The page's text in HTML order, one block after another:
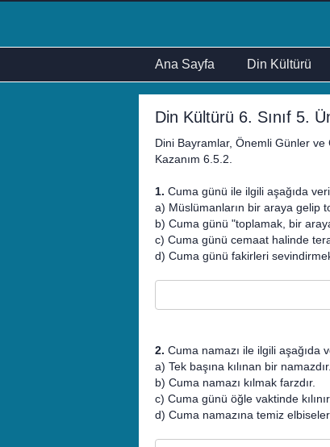
Ana Sayfa Din Kültürü
Din Kültürü 6. Sınıf 5.
Dini Bayramlar, Önemli Günler ve
Kazanım 6.5.2.
1. Cuma günü ile ilgili aşağıda
a) Müslümanların bir araya gelip
b) Cuma günü "toplamak, bir
c) Cuma günü cemaat halinde
d) Cuma günü fakirleri
2. Cuma namazı ile ilgili aşağıda
a) Tek başına kılınan bir namazdır.
b) Cuma namazı kılmak farzdır.
c) Cuma günü öğle vaktinde kılınır.
d) Cuma namazına temiz